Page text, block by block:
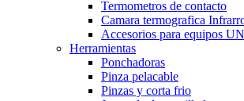
Termometros de contacto
Camara termografica
Accesorios para equipos
Herramientas
Ponchadoras
Pinza pelacable
Pinzas y corta frio